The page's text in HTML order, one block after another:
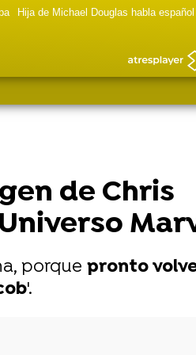
Hija de Michael Douglas habla español
de Chris
porque pronto
'.